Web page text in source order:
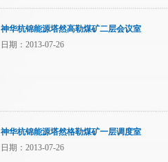
神华杭锦能源塔然高勒煤矿二层会议室
日期：2013-07-26
神华杭锦能源塔然格勒煤矿一层调度室
日期：2013-07-26